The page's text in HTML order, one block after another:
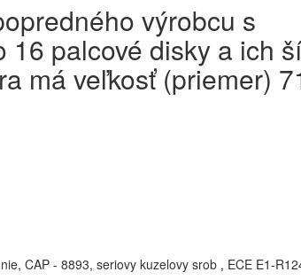
výrobcu s
palcové disky a ich
má veľkosť (priemer)
CAP - 8893, seriovy kuzelovy srob , ECE E1-